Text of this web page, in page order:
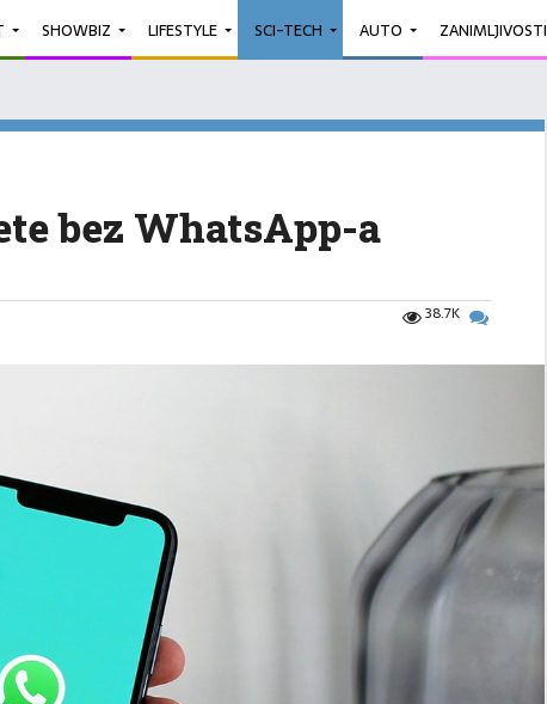
SHOWBIZ LIFESTYLE SCI-TECH AUTO ZANIMLJIVOSTI
bez WhatsApp-a
38.7K